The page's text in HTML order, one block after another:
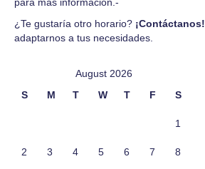
¿Te gustaría otro horario? ¡Contáctanos!
adaptarnos a tus necesidades.
August 2026
S
M T W T F S
1
2 3 4 5 6 7 8